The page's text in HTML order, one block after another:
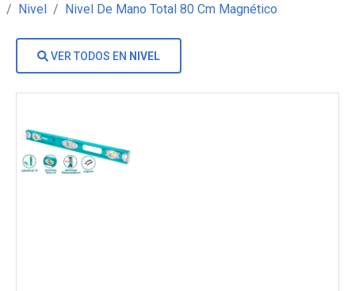
Nivel
Nivel De Mano Total 80 Cm Magnético
VER TODOS EN NIVEL